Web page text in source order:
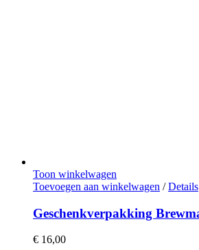
Toon winkelwagen
Toevoegen aan winkelwagen / Details
Geschenkverpakking
€ 16,00